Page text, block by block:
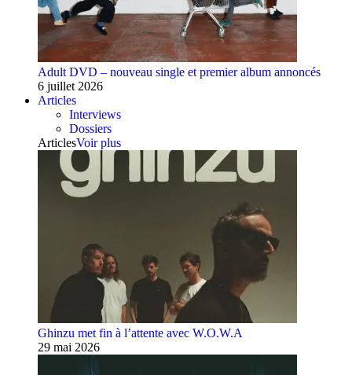
Adult DVD – nouveau single et premier album annoncés
6 juillet 2026
Articles
Interviews
Dossiers
ArticlesVoir plus
Ghinzu met fin à l’attente avec W.O.W.A
29 mai 2026